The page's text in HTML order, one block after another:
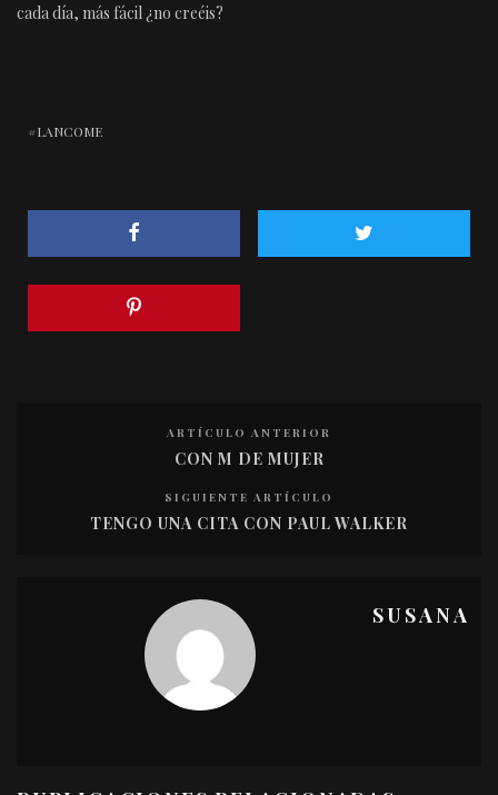
cada día, más fácil ¿no creéis?
LANCOME
ARTÍCULO ANTERIOR
CON M DE MUJER
SIGUIENTE ARTÍCULO
TENGO UNA CITA CON PAUL WALKER
SUSANA